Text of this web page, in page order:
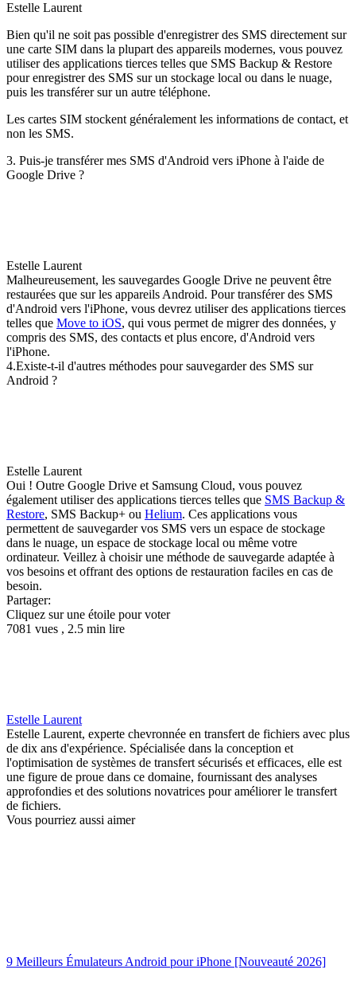
Estelle Laurent
Bien qu'il ne soit pas possible d'enregistrer des SMS directement sur
une carte SIM dans la plupart des appareils modernes, vous pouvez
utiliser des applications tierces telles que SMS Backup & Restore
pour enregistrer des SMS sur un stockage local ou dans le nuage,
puis les transférer sur un autre téléphone.
Les cartes SIM stockent généralement les informations de contact, et
non les SMS.
3. Puis-je transférer mes SMS d'Android vers iPhone à l'aide de
Google Drive ?
Estelle Laurent
Malheureusement, les sauvegardes Google Drive ne peuvent être
restaurées que sur les appareils Android. Pour transférer des SMS
d'Android vers l'iPhone, vous devrez utiliser des applications tierces
telles que Move to iOS, qui vous permet de migrer des données, y
compris des SMS, des contacts et plus encore, d'Android vers
l'iPhone.
4.Existe-t-il d'autres méthodes pour sauvegarder des SMS sur
Android ?
Estelle Laurent
Oui ! Outre Google Drive et Samsung Cloud, vous pouvez
également utiliser des applications tierces telles que SMS Backup &
Restore, SMS Backup+ ou Helium. Ces applications vous
permettent de sauvegarder vos SMS vers un espace de stockage
dans le nuage, un espace de stockage local ou même votre
ordinateur. Veillez à choisir une méthode de sauvegarde adaptée à
vos besoins et offrant des options de restauration faciles en cas de
besoin.
Partager:
Cliquez sur une étoile pour voter
7081 vues , 2.5 min lire
Estelle Laurent
Estelle Laurent, experte chevronnée en transfert de fichiers avec plus
de dix ans d'expérience. Spécialisée dans la conception et
l'optimisation de systèmes de transfert sécurisés et efficaces, elle est
une figure de proue dans ce domaine, fournissant des analyses
approfondies et des solutions novatrices pour améliorer le transfert
de fichiers.
Vous pourriez aussi aimer
9 Meilleurs Émulateurs Android pour iPhone [Nouveauté 2026]